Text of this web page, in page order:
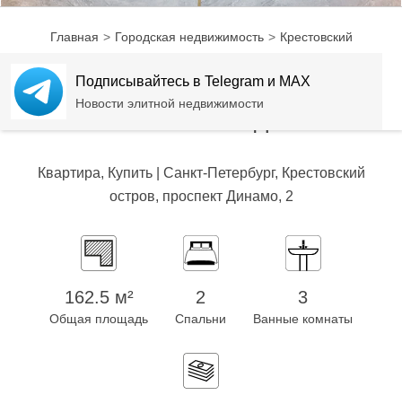
Главная Городская недвижимость
Крестовский
VILLA MARINA – ОЧАРОВАНИЕ
Квартира, Купить | Санкт-Петербург, Крестовский
остров, проспект Динамо, 2
162.5 м²
Общая площадь
2
Спальни
3
Ванные комнаты
Подписывайтесь в Telegram и MAX
Новости элитной недвижимости